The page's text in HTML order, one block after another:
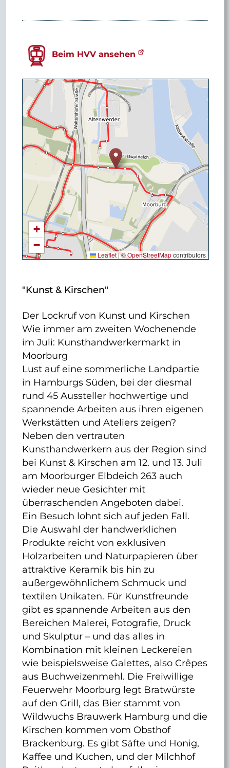
Beim HVV ansehen
+
−
Leaflet|©OpenStreetMapcontributors
"Kunst & Kirschen"
Der Lockruf von Kunst und Kirschen
Wie immer am zweiten Wochenende
im Juli: Kunsthandwerkermarkt in
Moorburg
Lust auf eine sommerliche Landpartie
in Hamburgs Süden, bei der diesmal
rund 45 Aussteller hochwertige und
spannende Arbeiten aus ihren eigenen
Werkstätten und Ateliers zeigen?
Neben den vertrauten
Kunsthandwerkern aus der Region sind
bei Kunst & Kirschen am 12. und 13. Juli
am Moorburger Elbdeich 263 auch
wieder neue Gesichter mit
überraschenden Angeboten dabei.
Ein Besuch lohnt sich auf jeden Fall.
Die Auswahl der handwerklichen
Produkte reicht von exklusiven
Holzarbeiten und Naturpapieren über
attraktive Keramik bis hin zu
außergewöhnlichem Schmuck und
textilen Unikaten. Für Kunstfreunde
gibt es spannende Arbeiten aus den
Bereichen Malerei, Fotografie, Druck
und Skulptur – und das alles in
Kombination mit kleinen Leckereien
wie beispielsweise Galettes, also Crêpes
aus Buchweizenmehl. Die Freiwillige
Feuerwehr Moorburg legt Bratwürste
auf den Grill, das Bier stammt von
Wildwuchs Brauwerk Hamburg und die
Kirschen kommen vom Obsthof
Brackenburg. Es gibt Säfte und Honig,
Kaffee und Kuchen, und der Milchhof